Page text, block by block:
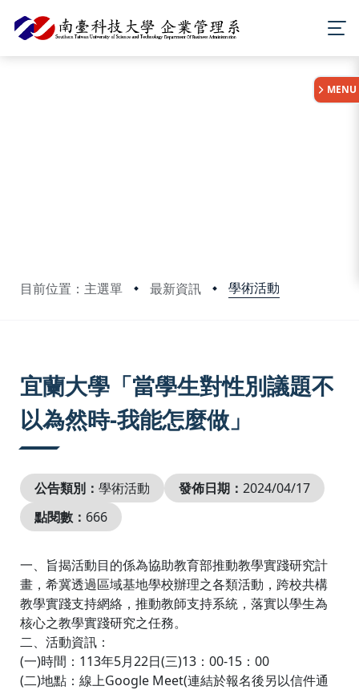
目前位置：主選單 最新資訊 學術活動
MENU
宜蘭大學「當學生對性別議題不
以為然時-我能怎麼做」
公告類別： 學術活動 發佈日期： 2024/04/17
點閱數： 666
一、旨揭活動目的係為協助教育部推動教學實踐研究計
畫，希冀透過區域基地學校辦理之各類活動，跨校共構
教學實踐支持網絡，推動教師支持系統，落實以學生為
核心之教學實踐研究之任務。
二、活動資訊：
(一)時間：113年5月22日(三)13：00-15：00
(二)地點：線上Google Meet(連結於報名後另以信件通